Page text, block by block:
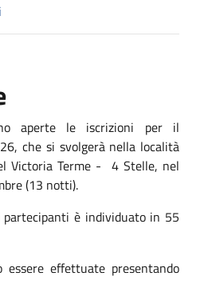
aperte le iscrizioni per il
che si svolgerà nella località
Victoria Terme - 4 Stelle, nel
(13 notti).
è individuato in 55
essere effettuate presentando